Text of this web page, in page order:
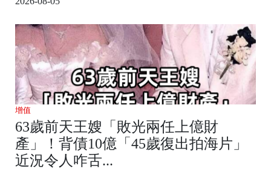
增值
63歲前天王嫂「敗光兩任上億財
產」！背債10億「45歲復出拍海片」
近況令人咋舌...